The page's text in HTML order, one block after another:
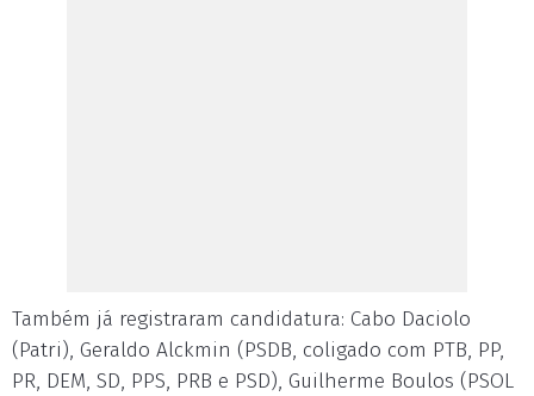
Também já registraram candidatura: Cabo Daciolo
(Patri), Geraldo Alckmin (PSDB, coligado com PTB, PP,
PR, DEM, SD, PPS, PRB e PSD), Guilherme Boulos (PSOL